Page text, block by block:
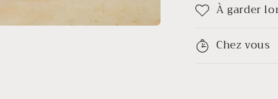
À garder
Chez vous